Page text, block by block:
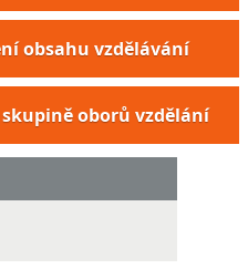
obsahu vzdělávání
oborů vzdělání